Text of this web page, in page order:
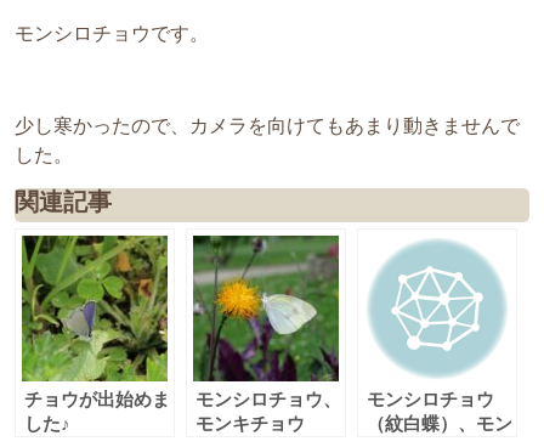
モンシロチョウです。
少し寒かったので、カメラを向けてもあまり動きませんで
した。
関連記事
チョウが出始めま
した♪
モンシロチョウ、
モンキチョウ
モンシロチョウ
（紋白蝶）、モン